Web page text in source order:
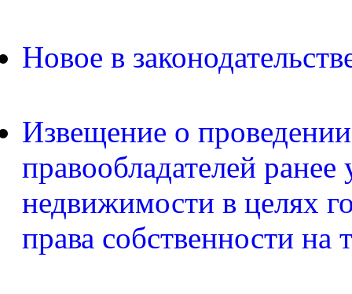
Новое в
Извещение о
правообладателей
недвижимости в целях
права собственности